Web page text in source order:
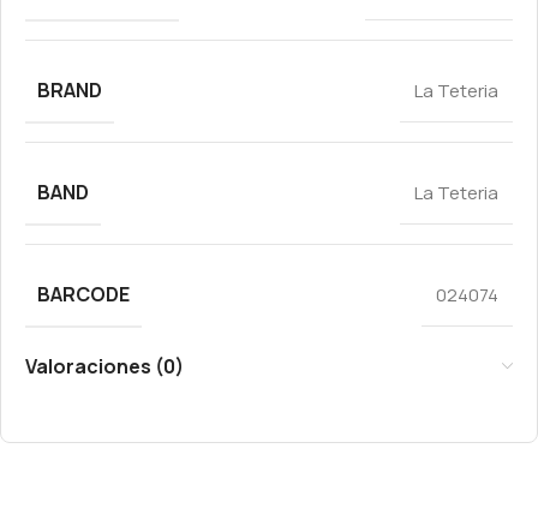
BRAND La Teteria
BAND La Teteria
BARCODE 024074
Valoraciones (0)